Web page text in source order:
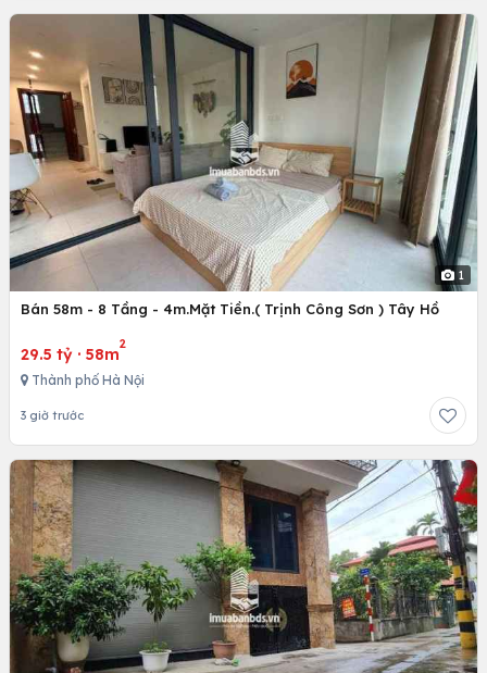
1
Bán 58m - 8 Tầng - 4m.Mặt Tiền.( Trịnh Công Sơn ) Tây Hồ
29.5 tỷ · 58m
2
Thành phố Hà Nội
3 giờ trước